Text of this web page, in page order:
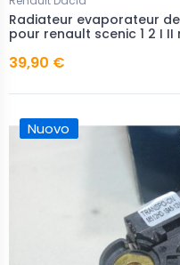
Radiateur evaporateur
pour renault scenic 1 2 I II
39,90 €
Nuovo